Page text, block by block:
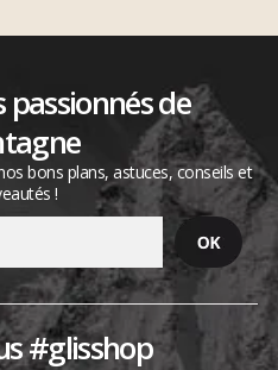
passionnés de
bons plans, astuces, conseils et
!
#glisshop